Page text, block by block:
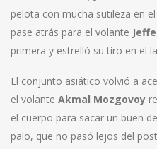
pelota con mucha sutileza en
pase atrás para el volante
primera y estrelló su tiro en el
El conjunto asiático volvió a
el volante Akmal Mozgovoy
el cuerpo para sacar un buen
palo, que no pasó lejos del